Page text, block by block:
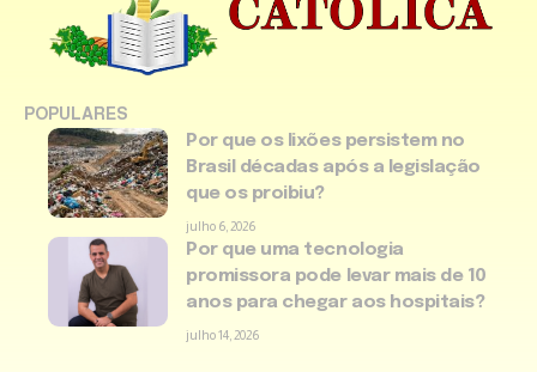
POPULARES
Por que os lixões persistem no
Brasil décadas após a legislação
que os proibiu?
julho 6, 2026
Por que uma tecnologia
promissora pode levar mais de 10
anos para chegar aos hospitais?
julho 14, 2026